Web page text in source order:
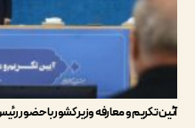
و معارفه وزیر کشور با حضور رئیس جمهور